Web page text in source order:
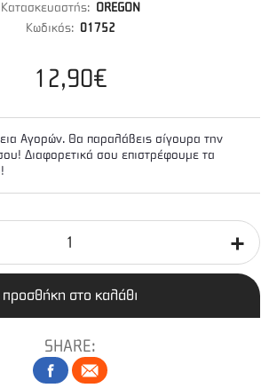
Κατασκευαστής: OREGON
Κωδικός: 01752
12,90€
Αγορών. Θα παραλάβεις σίγουρα την
Διαφορετικά σου επιστρέφουμε τα
προσθήκη στο καλάθι
SHARE: